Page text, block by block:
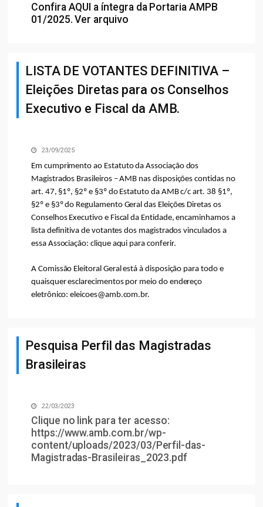
Confira AQUI a íntegra da Portaria AMPB
01/2025.Ver arquivo
LISTA DE VOTANTES DEFINITIVA –
Eleições Diretas para os Conselhos
Executivo e Fiscal da AMB.
23/09/2025
Em cumprimento ao Estatuto da Associação dos
Magistrados Brasileiros – AMB nas disposições contidas no
art. 47, §1º, §2º e §3º do Estatuto da AMB c/c art. 38 §1º,
§2º e §3º do Regulamento Geral das Eleições Diretas os
Conselhos Executivo e Fiscal da Entidade, encaminhamos a
lista definitiva de votantes dos magistrados vinculados a
essa Associação: clique aqui para conferir.
A Comissão Eleitoral Geral está à disposição para todo e
quaisquer esclarecimentos por meio do endereço
eletrônico: eleicoes@amb.com.br.
Pesquisa Perfil das Magistradas
Brasileiras
22/03/2023
Clique no link para ter acesso:
https://www.amb.com.br/wp-
content/uploads/2023/03/Perfil-das-
Magistradas-Brasileiras_2023.pdf